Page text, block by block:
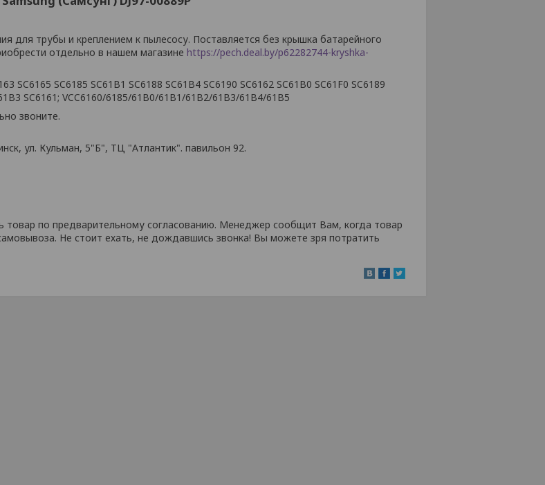
для трубы и креплением к пылесосу. Поставляется без крышка батарейного
отдельно в нашем магазине https://pech.deal.by/p62282744-kryshka-
SC6165 SC6185 SC61B1 SC6188 SC61B4 SC6190 SC6162 SC61B0 SC61F0 SC6189
SC6161; VCC6160/6185/61B0/61B1/61B2/61B3/61B4/61B5
звоните.
ул. Кульман, 5"Б", ТЦ "Атлантик". павильон 92.
товар по предварительному согласованию. Менеджер сообщит Вам, когда товар
Не стоит ехать, не дождавшись звонка! Вы можете зря потратить